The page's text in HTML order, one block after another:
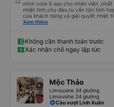
mình vote 5 sao cho nhân viên
nhiệt tình,chu đáo,tư vấn tận tình
của khách hàng và giải quyết nhiệt
chuyên nghiệp của bạn Sim. Mình
chuyện nhẹ nhàng và rất ok,Về thái
ăn đứt các hãng xe dịch vụ hiện
nhỉnh hơn các hãng khác về thái độ
mình cứ phải mang cái mền mỏng
,thượng lộ bình an Hẹn gặp lại
Xem thêm
Không cần thanh toán trước
Xác nhận chỗ ngay lập tức
Mộc Thảo
Limousine 34 giường
Limousine 24 giường
Cầu vượt Linh Xuân